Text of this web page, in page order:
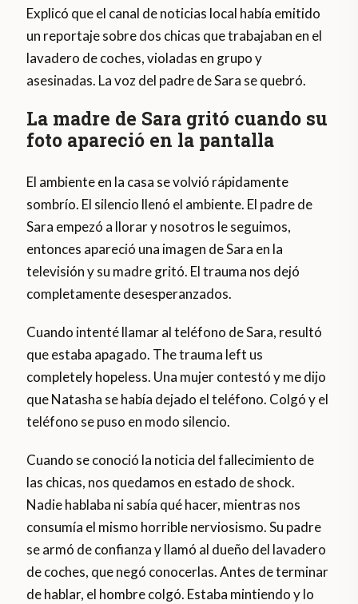
Explicó que el canal de noticias local había emitido
un reportaje sobre dos chicas que trabajaban en el
lavadero de coches, violadas en grupo y
asesinadas. La voz del padre de Sara se quebró.
La madre de Sara gritó cuando su
foto apareció en la pantalla
El ambiente en la casa se volvió rápidamente
sombrío. El silencio llenó el ambiente. El padre de
Sara empezó a llorar y nosotros le seguimos,
entonces apareció una imagen de Sara en la
televisión y su madre gritó. El trauma nos dejó
completamente desesperanzados.
Cuando intenté llamar al teléfono de Sara, resultó
que estaba apagado. The trauma left us
completely hopeless. Una mujer contestó y me dijo
que Natasha se había dejado el teléfono. Colgó y el
teléfono se puso en modo silencio.
Cuando se conoció la noticia del fallecimiento de
las chicas, nos quedamos en estado de shock.
Nadie hablaba ni sabía qué hacer, mientras nos
consumía el mismo horrible nerviosismo. Su padre
se armó de confianza y llamó al dueño del lavadero
de coches, que negó conocerlas. Antes de terminar
de hablar, el hombre colgó. Estaba mintiendo y lo